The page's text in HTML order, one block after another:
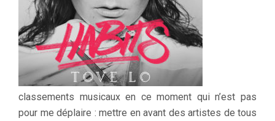
classements musicaux en ce moment qui n’est pas
pour me déplaire : mettre en avant des artistes de tous